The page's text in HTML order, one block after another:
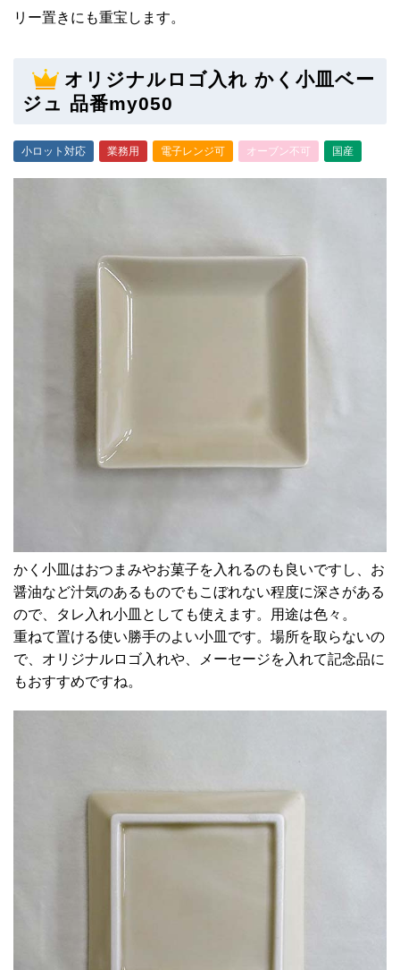
リー置きにも重宝します。
オリジナルロゴ入れ かく小皿ベー
ジュ 品番my050
小ロット対応 業務用 電子レンジ可 オーブン不可 国産
かく小皿はおつまみやお菓子を入れるのも良いですし、お
醤油など汁気のあるものでもこぼれない程度に深さがある
ので、タレ入れ小皿としても使えます。用途は色々。
重ねて置ける使い勝手のよい小皿です。場所を取らないの
で、オリジナルロゴ入れや、メーセージを入れて記念品に
もおすすめですね。